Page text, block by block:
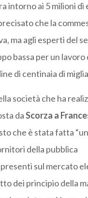
intorno ai 5 milioni di
che la
ma agli esperti del
bassa per un lavoro
di centinaia di
società che ha
daScorza a
che è stata fatta
della pubblica
sul mercato
dei principio della